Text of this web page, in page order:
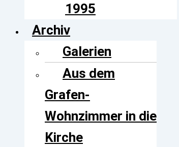
1995
Archiv
Galerien
Aus dem
Grafen-
Wohnzimmer in die
Kirche